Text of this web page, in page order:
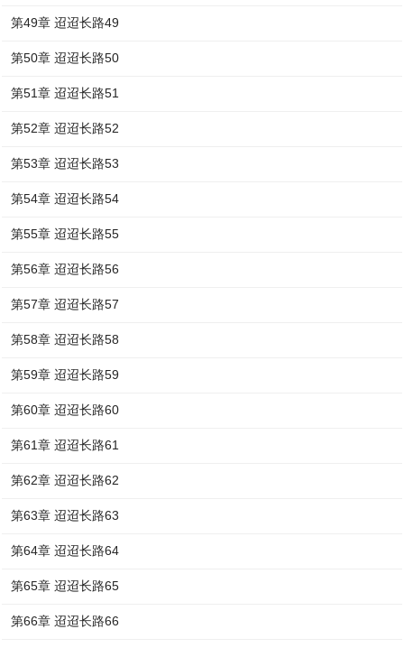
第49章 迢迢长路49
第50章 迢迢长路50
第51章 迢迢长路51
第52章 迢迢长路52
第53章 迢迢长路53
第54章 迢迢长路54
第55章 迢迢长路55
第56章 迢迢长路56
第57章 迢迢长路57
第58章 迢迢长路58
第59章 迢迢长路59
第60章 迢迢长路60
第61章 迢迢长路61
第62章 迢迢长路62
第63章 迢迢长路63
第64章 迢迢长路64
第65章 迢迢长路65
第66章 迢迢长路66